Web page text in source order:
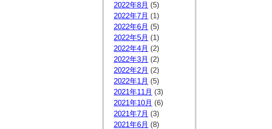
2022年8月 (5)
2022年7月 (1)
2022年6月 (5)
2022年5月 (1)
2022年4月 (2)
2022年3月 (2)
2022年2月 (2)
2022年1月 (5)
2021年11月 (3)
2021年10月 (6)
2021年7月 (3)
2021年6月 (8)